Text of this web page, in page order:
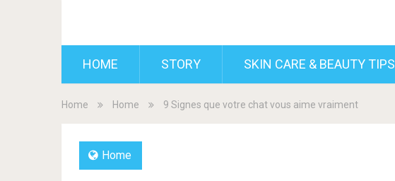
HOME STORY SKIN CARE & BEAUTY TIPS
Home Home 9 Signes que votre chat vous aime vraiment
Home